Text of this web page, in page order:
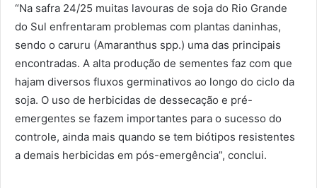
“Na safra 24/25 muitas lavouras de soja do Rio Grande
do Sul enfrentaram problemas com plantas daninhas,
sendo o caruru (Amaranthus spp.) uma das principais
encontradas. A alta produção de sementes faz com que
hajam diversos fluxos germinativos ao longo do ciclo da
soja. O uso de herbicidas de dessecação e pré-
emergentes se fazem importantes para o sucesso do
controle, ainda mais quando se tem biótipos resistentes
a demais herbicidas em pós-emergência”, conclui.